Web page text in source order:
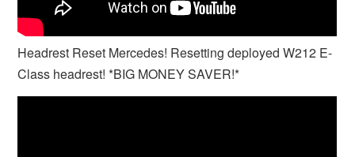
Headrest Reset Mercedes! Resetting deployed W212 E-
Class headrest! *BIG MONEY SAVER!*